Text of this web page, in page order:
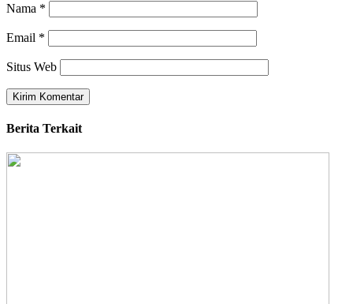
Nama *
Email *
Situs Web
Berita Terkait